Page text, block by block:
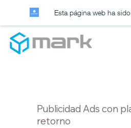
Esta página web ha
Publicidad Ads con
retorno